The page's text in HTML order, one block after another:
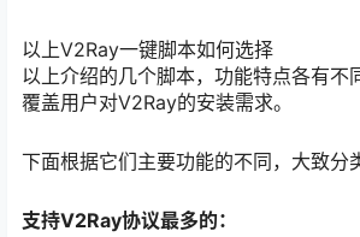
以上V2Ray一键脚本如何选择
以上介绍的几个脚本，功能特点各有不
覆盖用户对V2Ray的安装需求。
下面根据它们主要功能的不同，大致分
支持V2Ray协议最多的：